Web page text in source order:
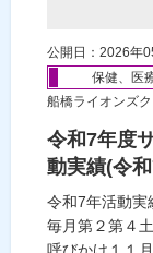
公開日：2026年
保健、医
船橋ライオンズク
令和7年度
動実績(令
令和7年活動実
毎月第２第４